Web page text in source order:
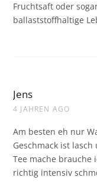
Fruchtsaft oder
ballaststoffhaltige
Jens
4 JAHREN AGO
Am besten eh nur
Geschmack ist
Tee mache brauche
richtig intensiv